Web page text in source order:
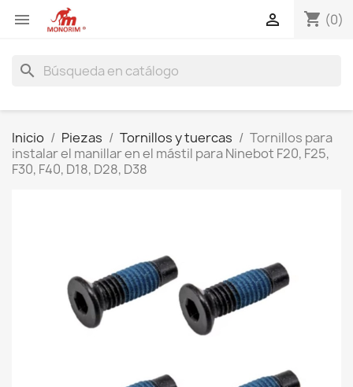
 shopping_cart (0)

search
Inicio Piezas Tornillos y tuercas
Tornillos para
instalar el manillar en el mástil para Ninebot F20, F25,
F30, F40, D18, D28, D38